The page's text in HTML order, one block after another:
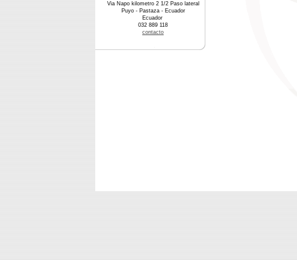
Via Napo kilometro 2 1/2 Paso lateral
Puyo - Pastaza - Ecuador
Ecuador
032 889 118
contacto